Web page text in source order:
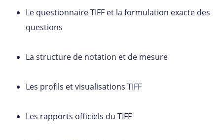
Le questionnaire TIFF et la formulation exacte des
questions
La structure de notation et de mesure
Les profils et visualisations TIFF
Les rapports officiels du TIFF